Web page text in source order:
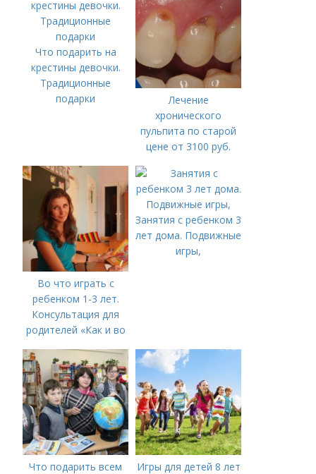
Что подарить на
крестины девочки.
Традиционные
подарки
Лечение
хронического
пульпита по старой
цене от 3100 руб.
цена
Во что играть с
ребенком 1-3 лет.
Консультация для
родителей «Как и во
ребенком от 1,5 до 3
лет»
Занятия с ребенком 3
лет дома. Подвижные
игры,
Что подарить всем
Игры для детей 8 лет